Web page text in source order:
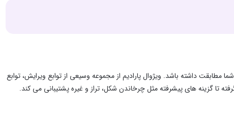
داشته باشد. ویژوال پارادیم از مجموعه وسیعی از توابع ویرایش، توابع